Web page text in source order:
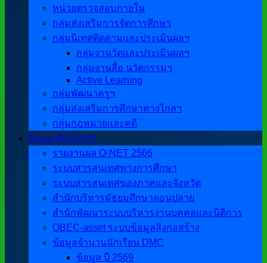
หน่วยตรวจสอบภายใน
กลุ่มส่งเสริมการจัดการศึกษา
กลุ่มนิเทศติดตามและประเมินผลฯ
กลุ่มงานวัดและประเมินผลฯ
กลุ่มงานสื่อ นวัตกรรมฯ
Active Learning
กลุ่มพัฒนาครูฯ
กลุ่มส่งเสริมการศึกษาทางไกลฯ
กลุ่มกฎหมายและคดี
ข้อมูล BIGDATA
รายงานผล O-NET 2566
ระบบสารสนเทศทางการศึกษา
ระบบสารสนเทศของภาคและจังหวัด
สำนักบริหารมัธยมศึกษาตอนปลาย
สำนักพัฒนาระบบบริหารงานบุคคลและนิติการ
OBEC-asset ระบบข้อมูลสิ่งก่อสร้าง
ข้อมูลจำนวนนักเรียน DMC
ข้อมูล ปี 2569